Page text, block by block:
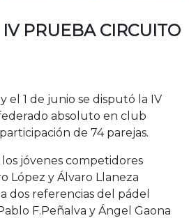
PRUEBA CIRCUITO
el 1 de junio se disputó la IV
absoluto en club
de 74 parejas.
jóvenes competidores
López y Álvaro Llaneza
dos referencias del pádel
F.Peñalva y Ángel Gaona